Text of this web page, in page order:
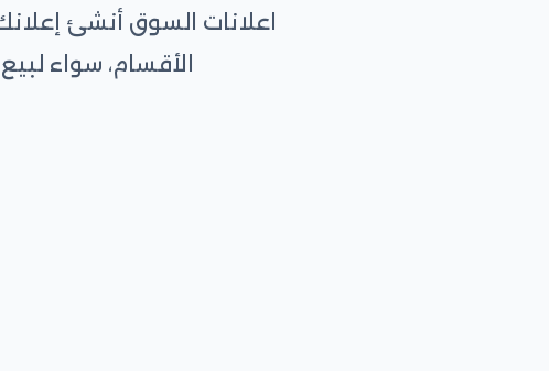
اعلانات السوق أنشئ
الأقسام، سواء